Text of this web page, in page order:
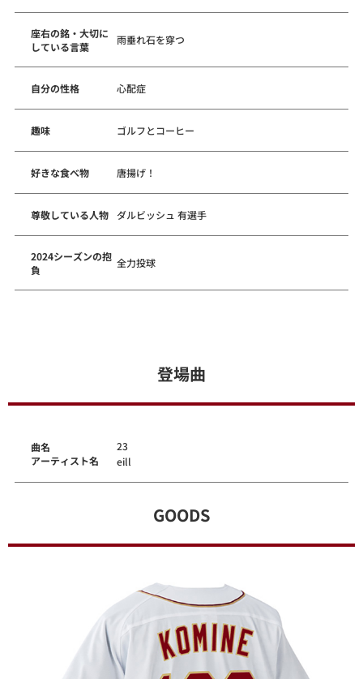
座右の銘・大切に
している言葉
雨垂れ石を穿つ
自分の性格 心配症
趣味 ゴルフとコーヒー
好きな食べ物 唐揚げ！
尊敬している人物 ダルビッシュ 有選手
2024シーズンの抱
負
全力投球
登場曲
曲名
アーティスト名
23
eill
GOODS